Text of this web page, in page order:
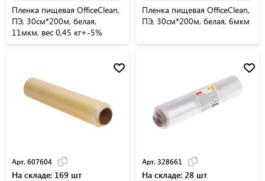
Пленка пищевая OfficeClean,
ПЭ, 30см*200м, белая,
11мкм, вес 0,45 кг+-5%
Пленка пищевая OfficeClean,
ПЭ, 30см*200м, белая, 6мкм
Арт. 607604
На складе: 169 шт
Арт. 328661
На складе: 28 шт